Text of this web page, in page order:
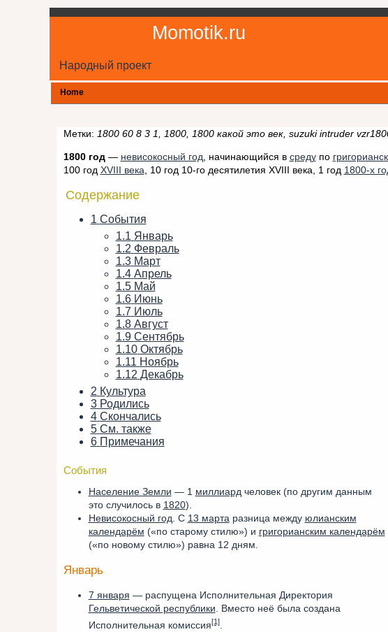
Momotik.ru
Народный проект
Home
Метки: 1800 60 8 3 1, 1800, 1800 какой это век, suzuki intruder
1800 год— невисокосный год , начинающийся в средупо
100 год XVIII века , 10 год 10-го десятилетия XVIII века, 1 год 1800-х
Содержание
1 События
1.1 Январь
1.2 Февраль
1.3 Март
1.4 Апрель
1.5 Май
1.6 Июнь
1.7 Июль
1.8 Август
1.9 Сентябрь
1.10 Октябрь
1.11 Ноябрь
1.12 Декабрь
2 Культура
3 Родились
4 Скончались
5 См. также
6 Примечания
События
Население Земли — 1 миллиардчеловек (по другим данным
это случилось в 1820).
Невисокосный год. С 13 мартаразница между юлианским
календарём («по старому стилю») и григорианским календарём
(«по новому стилю») равна 12 дням.
Январь
7 января — распущена Исполнительная Директория
Гельветической республики . Вместо неё была создана
Исполнительная комиссия[1].